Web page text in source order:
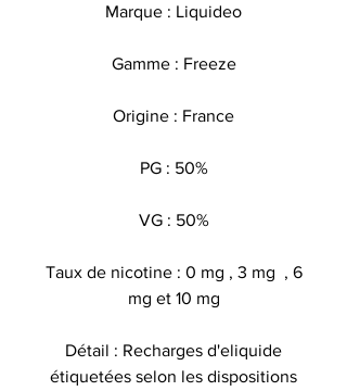
Marque : Liquideo
Gamme : Freeze
Origine : France
PG : 50%
VG : 50%
Taux de nicotine : 0 mg , 3 mg , 6
mg et 10 mg
Détail : Recharges d'eliquide
étiquetées selon les dispositions